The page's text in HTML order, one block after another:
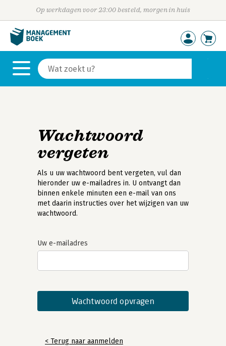
Op werkdagen voor 23:00 besteld, morgen in huis
Wachtwoord
vergeten
Als u uw wachtwoord bent vergeten, vul dan
hieronder uw e-mailadres in. U ontvangt dan
binnen enkele minuten een e-mail van ons
met daarin instructies over het wijzigen van uw
wachtwoord.
Uw e-mailadres
< Terug naar aanmelden